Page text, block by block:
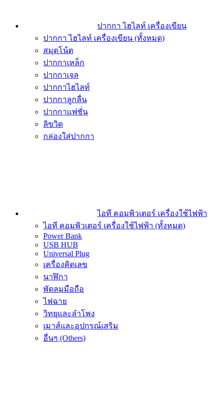
ปากกา ไฮไลท์ เครื่องเขียน
ปากกา ไฮไลท์ เครื่องเขียน (ทั้งหมด)
สมุดโน้ต
ปากกาเหล็ก
ปากกาเจล
ปากกาไฮไลท์
ปากกาลูกลื่น
ปากกาแฟชั่น
ลิขวิด
กล่องใส่ปากกา
ไอที คอมพิวเตอร์ เครื่องใช้ไฟฟ้า
ไอที คอมพิวเตอร์ เครื่องใช้ไฟฟ้า (ทั้งหมด)
Power Bank
USB HUB
Universal Plug
เครื่องคิดเลข
นาฬิกา
พัดลมมือถือ
ไฟฉาย
วิทยุและลำโพง
เมาส์และอุปกรณ์เสริม
อื่นๆ (Others)